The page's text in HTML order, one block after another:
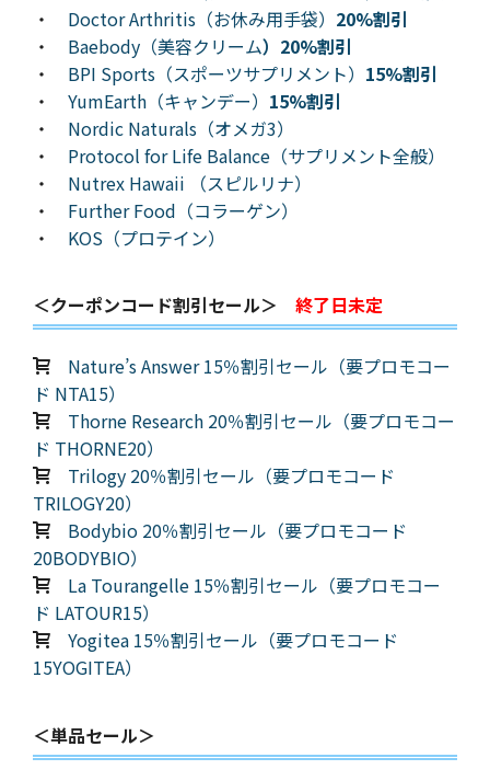
・ Doctor Arthritis（お休み用手袋） 20%割引
・ Baebody（美容クリーム）20%割引
・ BPI Sports（スポーツサプリメント） 15%割引
・ YumEarth（キャンデー） 15%割引
・ Nordic Naturals（オメガ3）
・ Protocol for Life Balance（サプリメント全般）
・ Nutrex Hawaii （スピルリナ）
・ Further Food（コラーゲン）
・ KOS（プロテイン）
＜クーポンコード割引セール＞ 終了日未定
Nature’s Answer 15％割引セール（要プロモコー
ド NTA15）
Thorne Research 20％割引セール（要プロモコー
ド THORNE20）
Trilogy 20％割引セール（要プロモコード
TRILOGY20）
Bodybio 20％割引セール（要プロモコード
20BODYBIO）
La Tourangelle 15％割引セール（要プロモコー
ド LATOUR15）
Yogitea 15％割引セール（要プロモコード
15YOGITEA）
＜単品セール＞